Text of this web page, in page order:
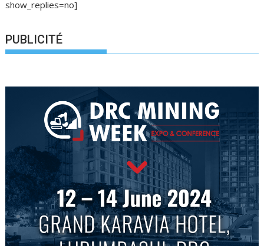
show_replies=no]
PUBLICITÉ